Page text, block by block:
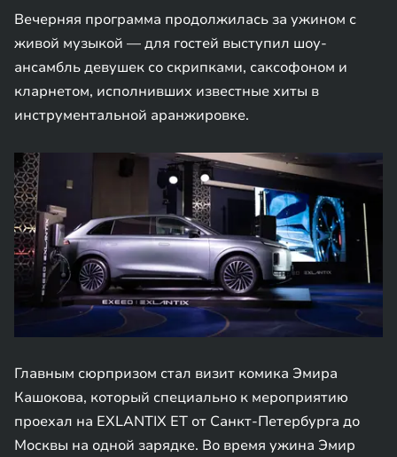
Вечерняя программа продолжилась за ужином с
живой музыкой — для гостей выступил шоу-
ансамбль девушек со скрипками, саксофоном и
кларнетом, исполнивших известные хиты в
инструментальной аранжировке.
Главным сюрпризом стал визит комика Эмира
Кашокова, который специально к мероприятию
проехал на EXLANTIX ET от Санкт-Петербурга до
Москвы на одной зарядке. Во время ужина Эмир